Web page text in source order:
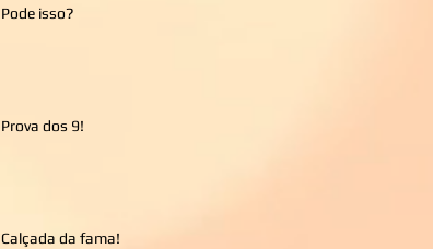
Pode isso?
Prova dos 9!
Calçada da fama!